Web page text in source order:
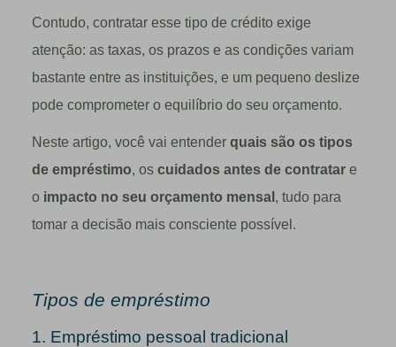
Contudo, contratar esse tipo de crédito exige
atenção: as taxas, os prazos e as condições variam
bastante entre as instituições, e um pequeno deslize
pode comprometer o equilíbrio do seu orçamento.
Neste artigo, você vai entender quais são os tipos
de empréstimo, os cuidados antes de contratare
o impacto no seu orçamento mensal , tudo para
tomar a decisão mais consciente possível.
Tipos de empréstimo
1. Empréstimo pessoal tradicional